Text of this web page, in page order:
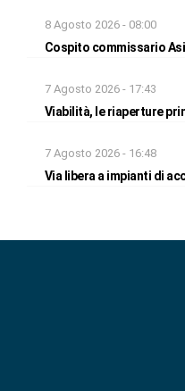
8 Agosto 2026 - 08:00
Cospito commissario
7 Agosto 2026 - 17:43
Viabilità, le riaperture
7 Agosto 2026 - 16:48
Via libera a impianti di